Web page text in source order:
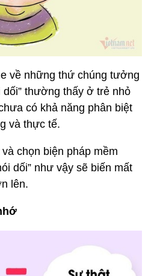
về những thứ chúng tưởng
thường thấy ở trẻ nhỏ
có khả năng phân biệt
và thực tế.
chọn biện pháp mềm
dối” như vậy sẽ biến mất
lên.